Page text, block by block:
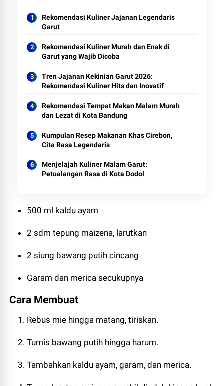
Rekomendasi Kuliner Jajanan Legendaris
Garut
Rekomendasi Kuliner Murah dan Enak di
Garut yang Wajib Dicoba
Tren Jajanan Kekinian Garut 2026:
Rekomendasi Kuliner Hits dan Inovatif
Rekomendasi Tempat Makan Malam Murah
dan Lezat di Kota Bandung
Kumpulan Resep Makanan Khas Cirebon,
Cita Rasa Legendaris
Menjelajah Kuliner Malam Garut:
Petualangan Rasa di Kota Dodol
500 ml kaldu ayam
2 sdm tepung maizena, larutkan
2 siung bawang putih cincang
Garam dan merica secukupnya
Cara Membuat
Rebus mie hingga matang, tiriskan.
Tumis bawang putih hingga harum.
Tambahkan kaldu ayam, garam, dan merica.